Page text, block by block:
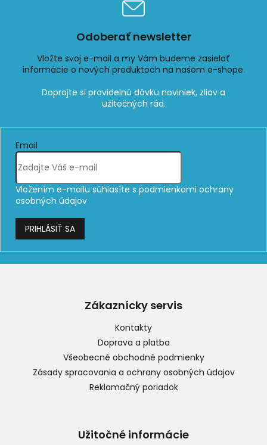
Odoberať newsletter
Vložte svoj e-mail a my Vám budeme zasielať
informácie o nových produktoch na našom e-shope.
Email
Vložením e-mailu súhlasíte s podmienkami ochrany
osobných údajov
PRIHLÁSIŤ SA
Zákaznícky servis
Kontakty
Doprava a platba
Všeobecné obchodné podmienky
Zásady spracovania a ochrany osobných údajov
Reklamačný poriadok
Užitočné informácie